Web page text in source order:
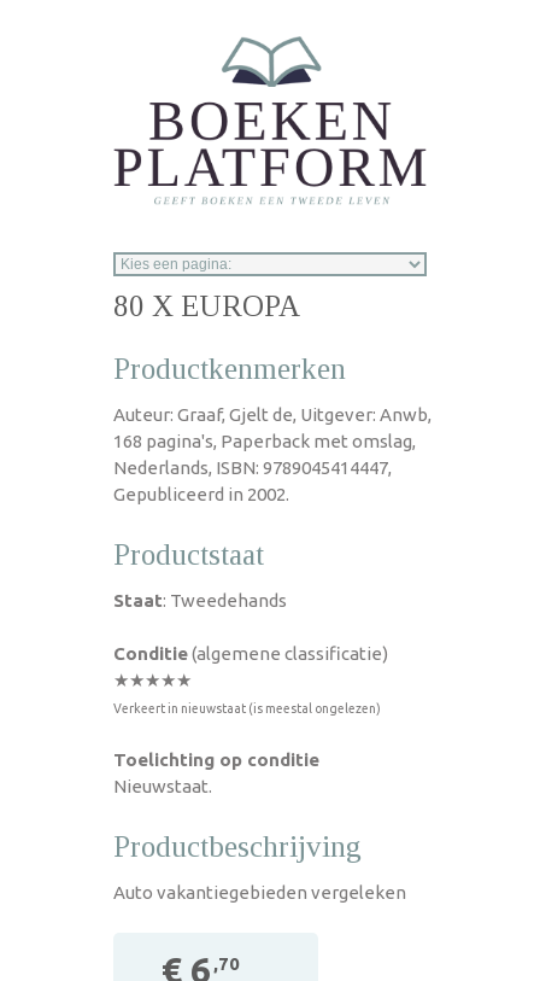
80 X EUROPA
Productkenmerken
Auteur: Graaf, Gjelt de, Uitgever: Anwb,
168 pagina's, Paperback met omslag,
Nederlands, ISBN: 9789045414447,
Gepubliceerd in 2002.
Productstaat
Staat: Tweedehands
Conditie(algemene classificatie)
★★★★★
Verkeert in nieuwstaat (is meestal ongelezen)
Toelichting op conditie
Nieuwstaat.
Productbeschrijving
Auto vakantiegebieden vergeleken
€ 6 ,70